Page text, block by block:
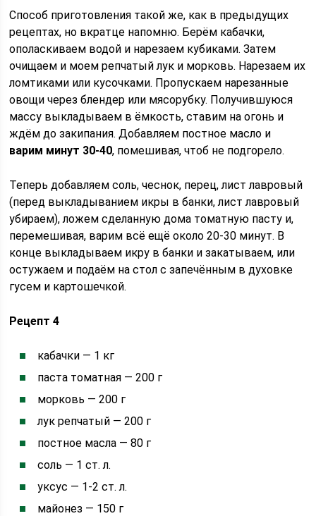
Способ приготовления такой же, как в предыдущих
рецептах, но вкратце напомню. Берём кабачки,
ополаскиваем водой и нарезаем кубиками. Затем
очищаем и моем репчатый лук и морковь. Нарезаем их
ломтиками или кусочками. Пропускаем нарезанные
овощи через блендер или мясорубку. Получившуюся
массу выкладываем в ёмкость, ставим на огонь и
ждём до закипания. Добавляем постное масло и
варим минут 30-40, помешивая, чтоб не подгорело.
Теперь добавляем соль, чеснок, перец, лист лавровый
(перед выкладыванием икры в банки, лист лавровый
убираем), ложем сделанную дома томатную пасту и,
перемешивая, варим всё ещё около 20-30 минут. В
конце выкладываем икру в банки и закатываем, или
остужаем и подаём на стол с запечённым в духовке
гусем и картошечкой.
Рецепт 4
кабачки — 1 кг
паста томатная — 200 г
морковь — 200 г
лук репчатый — 200 г
постное масла — 80 г
соль — 1 ст. л.
уксус — 1-2 ст. л.
майонез — 150 г